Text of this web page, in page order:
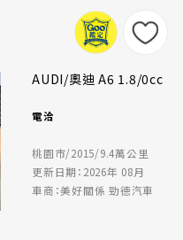
AUDI/奧迪 A6 1.8/0cc
電洽
桃園市/2015/9.4萬公里
更新日期：2026年 08月
車商：美好關係 勁德汽車